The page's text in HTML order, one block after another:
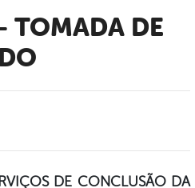
DE CONCLUSÃO DA